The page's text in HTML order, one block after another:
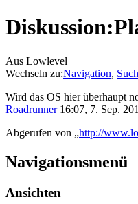
Aus Lowlevel
Wechseln zu:Navigation,
Wird das OS hier überhaupt
Roadrunner16:07, 7. Sep.
Abgerufen von „http://
Navigationsmenü
Ansichten